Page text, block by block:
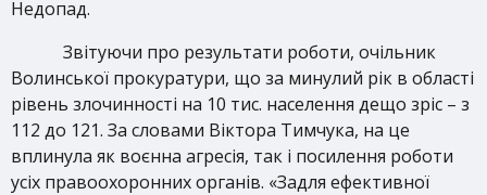
Недопад.
Звітуючи про результати роботи, очільник
Волинської прокуратури, що за минулий рік в області
рівень злочинності на 10 тис. населення дещо зріс – з
112 до 121. За словами Віктора Тимчука, на це
вплинула як воєнна агресія, так і посилення роботи
усіх правоохоронних органів. «Задля ефективної